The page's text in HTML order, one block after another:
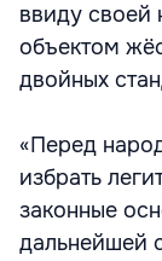
ввиду своей
объектом
двойных
«Перед
избрать
законные
дальнейшей